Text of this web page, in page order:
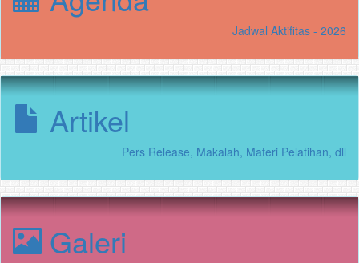
Jadwal Aktifitas - 2026
Artikel
Pers Release, Makalah, Materi Pelatihan, dll
Galeri